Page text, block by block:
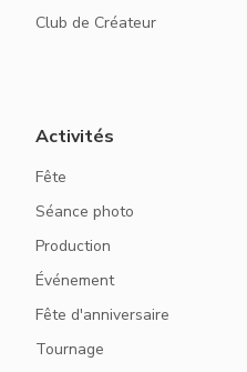
Club de Créateur
Activités
Fête
Séance photo
Production
Événement
Fête d'anniversaire
Tournage